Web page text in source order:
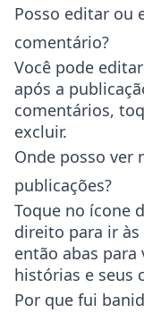
Posso editar ou
comentário?
Você pode
após a
comentários,
excluir.
Onde posso ver
publicações?
Toque no ícone
direito para ir às
então abas para
histórias e seus
Por que fui